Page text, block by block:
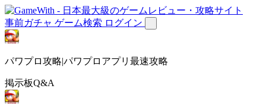
事前ガチャ ゲーム検索 ログイン
パワプロ攻略|パワプロアプリ最速攻略
掲示板Q&A